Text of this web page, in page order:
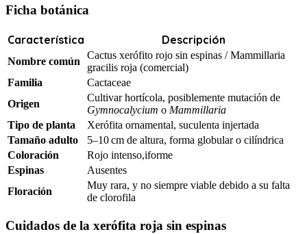
Ficha botánica
Característica Descripción
Nombre común
Cactus xerófito rojo sin espinas / Mammillaria
gracilis roja (comercial)
Familia
Cactaceae
Origen
Cultivar hortícola, posiblemente mutación de
Gymnocalycium o Mammillaria
Tipo de planta
Xerófita ornamental, suculenta injertada
Tamaño adulto
5–10 cm de altura, forma globular o cilíndrica
Coloración
Rojo intenso,iforme
Espinas
Ausentes
Floración
Muy rara, y no siempre viable debido a su falta
de clorofila
Cuidados de la xerófita roja sin espinas